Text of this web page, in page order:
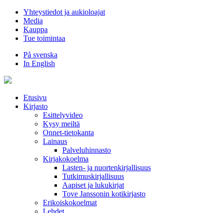
Hyppää
sisältöön
Yhteystiedot ja aukioloajat
Media
Kauppa
Tue toimintaa
På svenska
In English
Etusivu
Kirjasto
Esittelyvideo
Kysy meiltä
Onnet-tietokanta
Lainaus
Palveluhinnasto
Kirjakokoelma
Lasten- ja nuortenkirjallisuus
Tutkimuskirjallisuus
Aapiset ja lukukirjat
Tove Janssonin kotikirjasto
Erikoiskokoelmat
Lehdet